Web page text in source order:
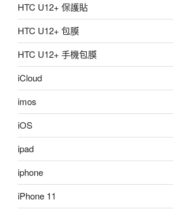
HTC U12+ 保護貼
HTC U12+ 包膜
HTC U12+ 手機包膜
iCloud
imos
iOS
ipad
iphone
iPhone 11